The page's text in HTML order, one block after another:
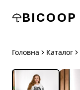
BICOOP
Головна Каталог